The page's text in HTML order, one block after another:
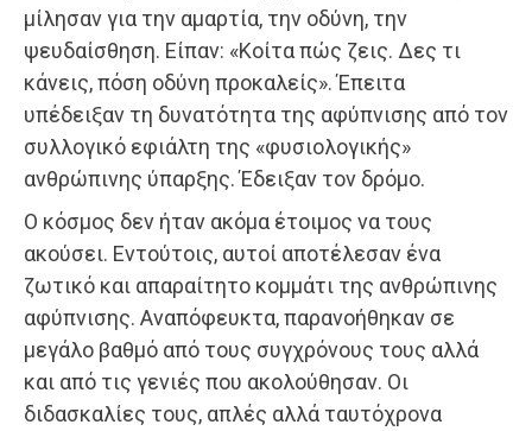
μίλησαν για την αμαρτία, την οδύνη, την
ψευδαίσθηση. Είπαν: «Κοίτα πώς ζεις. Δες τι
κάνεις, πόση οδύνη προκαλείς». Έπειτα
υπέδειξαν τη δυνατότητα της αφύπνισης από τον
συλλογικό εφιάλτη της «φυσιολογικής»
ανθρώπινης ύπαρξης. Έδειξαν τον δρόμο.
Ο κόσμος δεν ήταν ακόμα έτοιμος να τους
ακούσει. Εντούτοις, αυτοί αποτέλεσαν ένα
ζωτικό και απαραίτητο κομμάτι της ανθρώπινης
αφύπνισης. Αναπόφευκτα, παρανοήθηκαν σε
μεγάλο βαθμό από τους συγχρόνους τους αλλά
και από τις γενιές που ακολούθησαν. Οι
διδασκαλίες τους, απλές αλλά ταυτόχρονα